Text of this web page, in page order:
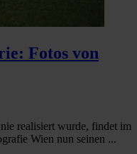
Fotos von
realisiert wurde, findet im
Wien nun seinen ...